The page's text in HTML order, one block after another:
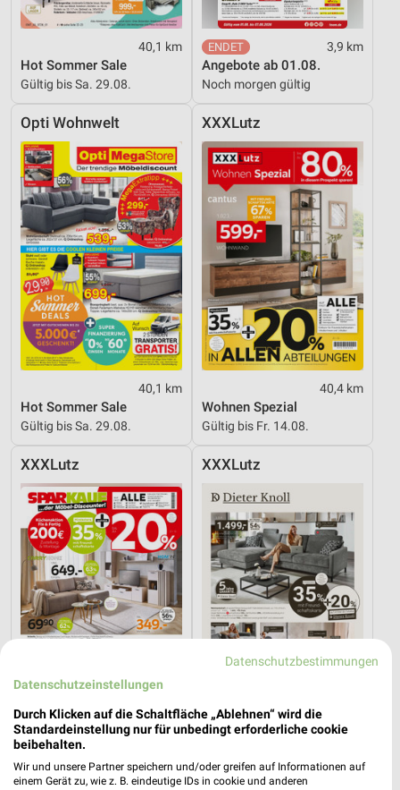
40,1 km
Hot Sommer Sale
Gültig bis Sa. 29.08.
3,9 km
Angebote ab 01.08.
Noch morgen gültig
Opti Wohnwelt
40,1 km
Hot Sommer Sale
Gültig bis Sa. 29.08.
XXXLutz
40,4 km
Wohnen Spezial
Gültig bis Fr. 14.08.
XXXLutz
40,4 km
XXXL Express
Noch morgen gültig
XXXLutz
40,4 km
Gültig bis Fr. 14.08.
Datenschutzbestimmungen
Datenschutzeinstellungen
Durch Klicken auf die Schaltfläche „Ablehnen“ wird die
Standardeinstellung nur für unbedingt erforderliche cookie
beibehalten.
Wir und unsere Partner speichern und/oder greifen auf Informationen auf
einem Gerät zu, wie z. B. eindeutige IDs in cookie und anderen